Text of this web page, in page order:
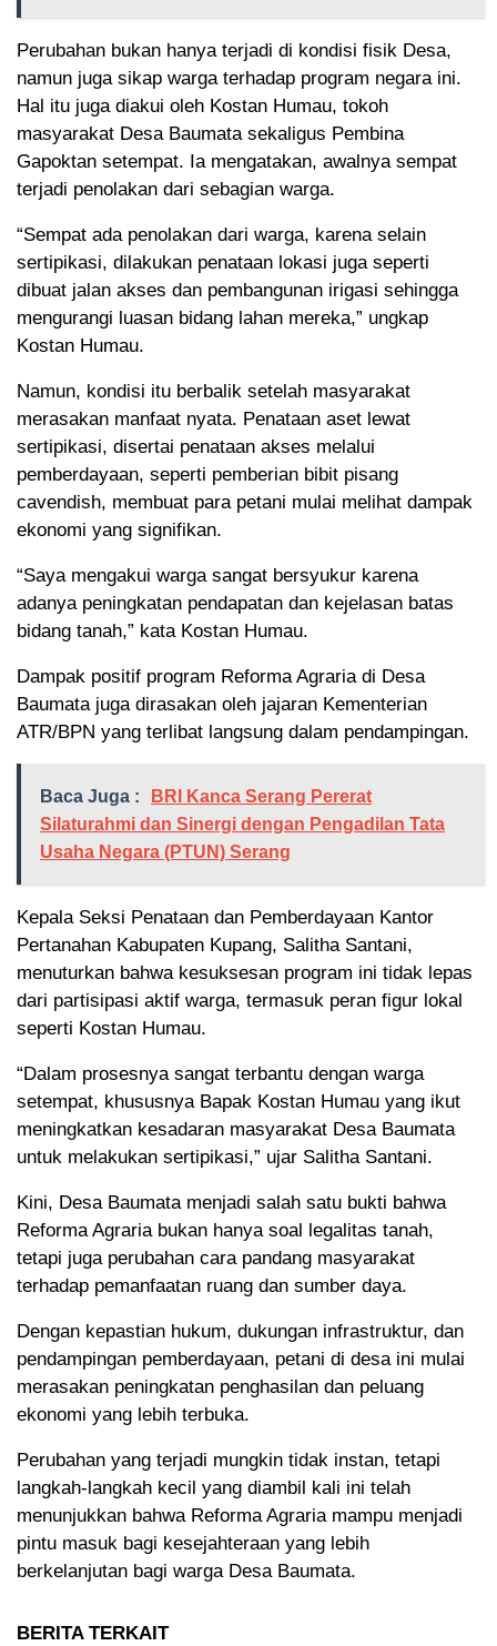
Perubahan bukan hanya terjadi di kondisi fisik Desa,
namun juga sikap warga terhadap program negara ini.
Hal itu juga diakui oleh Kostan Humau, tokoh
masyarakat Desa Baumata sekaligus Pembina
Gapoktan setempat. Ia mengatakan, awalnya sempat
terjadi penolakan dari sebagian warga.
“Sempat ada penolakan dari warga, karena selain
sertipikasi, dilakukan penataan lokasi juga seperti
dibuat jalan akses dan pembangunan irigasi sehingga
mengurangi luasan bidang lahan mereka,” ungkap
Kostan Humau.
Namun, kondisi itu berbalik setelah masyarakat
merasakan manfaat nyata. Penataan aset lewat
sertipikasi, disertai penataan akses melalui
pemberdayaan, seperti pemberian bibit pisang
cavendish, membuat para petani mulai melihat dampak
ekonomi yang signifikan.
“Saya mengakui warga sangat bersyukur karena
adanya peningkatan pendapatan dan kejelasan batas
bidang tanah,” kata Kostan Humau.
Dampak positif program Reforma Agraria di Desa
Baumata juga dirasakan oleh jajaran Kementerian
ATR/BPN yang terlibat langsung dalam pendampingan.
Baca Juga :
BRI Kanca Serang Pererat
Silaturahmi dan Sinergi dengan Pengadilan Tata
Usaha Negara (PTUN) Serang
Kepala Seksi Penataan dan Pemberdayaan Kantor
Pertanahan Kabupaten Kupang, Salitha Santani,
menuturkan bahwa kesuksesan program ini tidak lepas
dari partisipasi aktif warga, termasuk peran figur lokal
seperti Kostan Humau.
“Dalam prosesnya sangat terbantu dengan warga
setempat, khususnya Bapak Kostan Humau yang ikut
meningkatkan kesadaran masyarakat Desa Baumata
untuk melakukan sertipikasi,” ujar Salitha Santani.
Kini, Desa Baumata menjadi salah satu bukti bahwa
Reforma Agraria bukan hanya soal legalitas tanah,
tetapi juga perubahan cara pandang masyarakat
terhadap pemanfaatan ruang dan sumber daya.
Dengan kepastian hukum, dukungan infrastruktur, dan
pendampingan pemberdayaan, petani di desa ini mulai
merasakan peningkatan penghasilan dan peluang
ekonomi yang lebih terbuka.
Perubahan yang terjadi mungkin tidak instan, tetapi
langkah-langkah kecil yang diambil kali ini telah
menunjukkan bahwa Reforma Agraria mampu menjadi
pintu masuk bagi kesejahteraan yang lebih
berkelanjutan bagi warga Desa Baumata.
BERITA TERKAIT